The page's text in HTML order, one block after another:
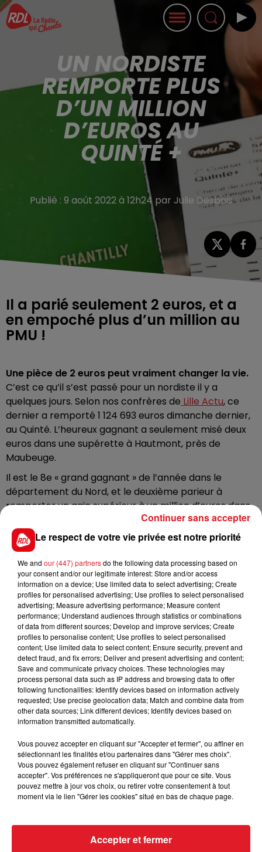
UN NORDISTE
REMPORTE PLUS
D’UN MILLION
D’EUROS AU
QUINTÉ +
Publié : 9 août 2022 à 12h24 par Julie Desbois
Il a parié seulement 2 euros, et a
en empoché plus d’un million au
PMU !
Une pièce de 2 euros peut vraiment changer la vie.
C’est ce qu’il s’est passé pour un nordiste il y a
quelques jours. Selon nos confrères de Lille Actu, ce
dernier a remporté 1 124 693 euros dimanche dernier,
au Quinté. L’heureux gagnant a seulement misé deux
euros dans une supérette à Hautmont, près de
Maubeuge.
Il est le 8e « grand gagnant » de l’année dans le
département du Nord, et le deuxième parieur à
remporter un gain supérieur à un million d’euros dans
les Hauts-de-France et en France, cette année.
FIL D'ACTUS
15 juillet 2026
BÉTHUNE: ENQUÊTE POUR HOMICIDE
Selon les premiers éléments, le logement servait
à des prostituées
Le respect de votre vie privée est notre priorité
We and our (447) partnersdo the following data processing based on
your consent and/or our legitimate interest: Store and/or access
information on a device; Use limited data to select advertising; Create
profiles for personalised advertising; Use profiles to select personalised
advertising; Measure advertising performance; Measure content
performance; Understand audiences through statistics or combinations
of data from different sources; Develop and improve services; Create
profiles to personalise content; Use profiles to select personalised
content; Use limited data to select content; Ensure security, prevent and
detect fraud, and fix errors; Deliver and present advertising and content;
Save and communicate privacy choices. These technologies may
process personal data such as IP address and browsing data to offer
following functionalities: Identify devices based on information actively
requested; Use precise geolocation data; Match and combine data from
other data sources; Link different devices; Identify devices based on
information transmitted automatically.
Vous pouvez accepter en cliquant sur "Accepter et fermer", ou affiner en
sélectionnant les finalités et/ou partenaires dans "Gérer mes choix".
Vous pouvez également refuser en cliquant sur "Continuer sans
accepter". Vos préférences ne s'appliqueront que pour ce site. Vous
pouvez mettre à jour vos choix, ou retirer votre consentement à tout
moment via le lien "Gérer les cookies" situé en bas de chaque page.
Accepter et fermer
Continuer sans accepter